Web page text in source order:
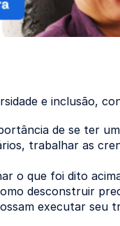
e inclusão,
de se ter
trabalhar as
o que foi dito
desconstruir
executar seu